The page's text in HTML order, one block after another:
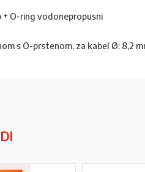
+ O-ring vodonepropusni
s O-prstenom, za kabel Ø: 8,2